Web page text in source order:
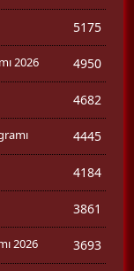
5175
2026 4950
4682
4445
4184
3861
2026 3693